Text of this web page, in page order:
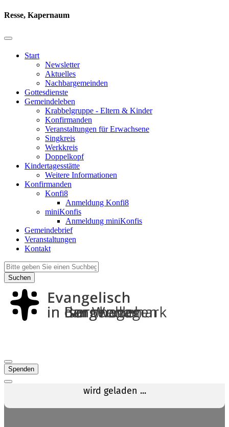
Resse, Kapernaum
Start
Newsletter
Aktuelles
Nachbargemeinden
Gottesdienste
Gemeindeleben
Krabbelgruppe - Eltern & Kinder
Konfirmanden
Veranstaltungen für Erwachsene
Singkreis
Werkkreis
Doppelkopf
Kindertagesstätte
Weitere Informationen
Konfirmanden
Konfi8
Anmeldung Konfi8
miniKonfis
Anmeldung miniKonfis
Gemeindebrief
Veranstaltungen
Kontakt
Suchen
Spenden